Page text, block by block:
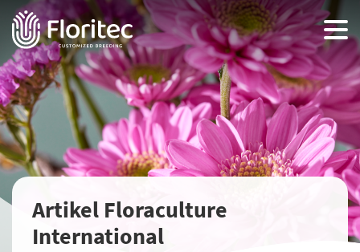
Artikel Floraculture
International